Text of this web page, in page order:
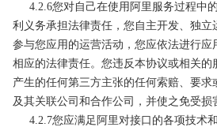
4.2.6您对自己在使用阿里服务过程中
利义务承担法律责任，您自主开发、独立
参与您应用的运营活动，您应依法进行应
相应的法律责任。您违反本协议或相关的
产生的任何第三方主张的任何索赔、要求
及其关联公司和合作公司，并使之免受损
4.2.7您应满足阿里对接口的各项技术和